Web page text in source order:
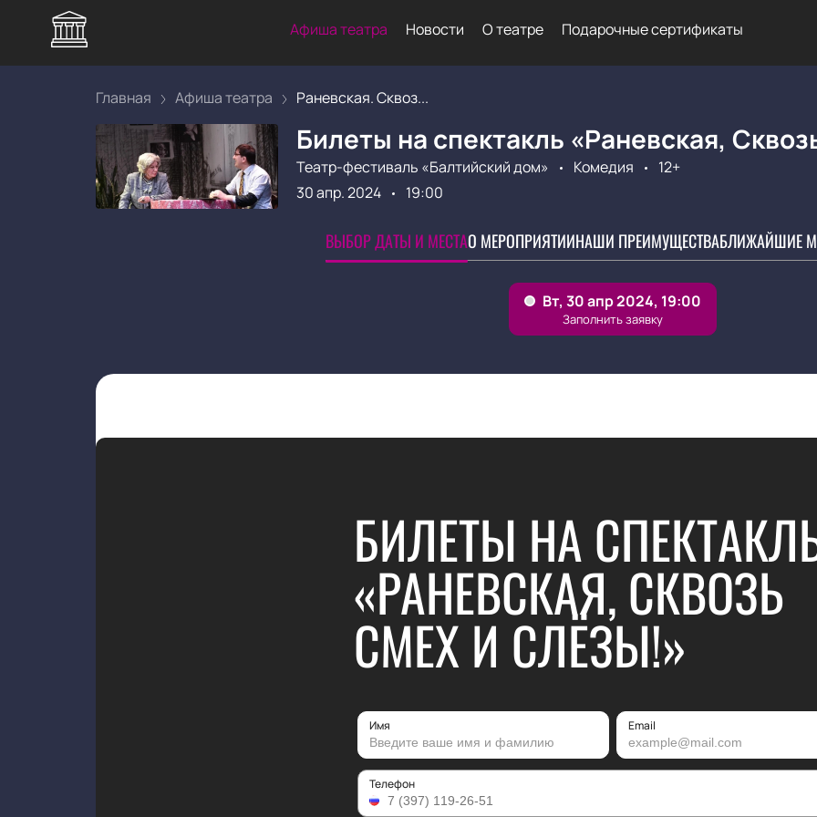
Афиша театра Новости О театре Подарочные сертификаты
Главная Афиша театра Раневская. Сквоз...
Билеты на спектакль «Раневская,
Театр-фестиваль «Балтийский дом» Комедия
12+
30 апр. 2024
19:00
ВЫБОР ДАТЫ И МЕСТАО МЕРОПРИЯТИИНАШИ ПРЕИМУЩЕСТВАБЛИЖАЙШИЕ
БИЛЕТЫ НА
«РАНЕВСКАЯ, СКВОЗЬ
СМЕХ И СЛЁЗЫ!»
Имя Email
Телефон